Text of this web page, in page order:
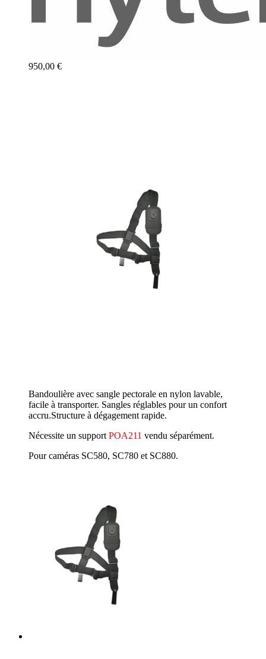
950,00 €
Bandoulière avec sangle pectorale en nylon lavable,
facile à transporter. Sangles réglables pour un confort
accru.Structure à dégagement rapide.
Nécessite un support POA211 vendu séparément.
Pour caméras SC580, SC780 et SC880.